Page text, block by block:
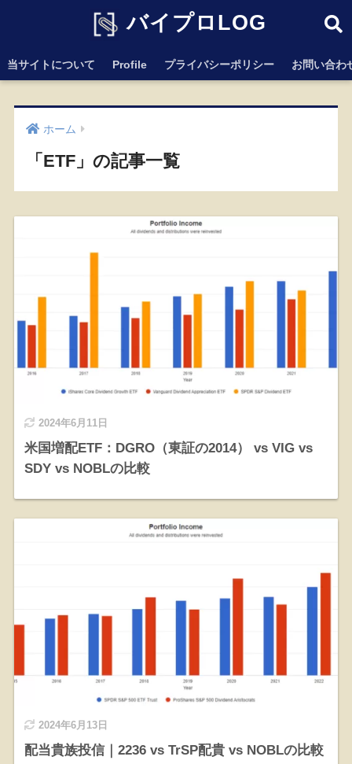
バイプロLOG
当サイトについて Profile プライバシーポリシー お問い合わ
ホーム
「ETF」の記事一覧
2024年6月11日
米国増配ETF：DGRO（東証の2014） vs VIG vs
SDY vs NOBLの比較
2024年6月13日
配当貴族投信｜2236 vs TrSP配貴 vs NOBLの比較